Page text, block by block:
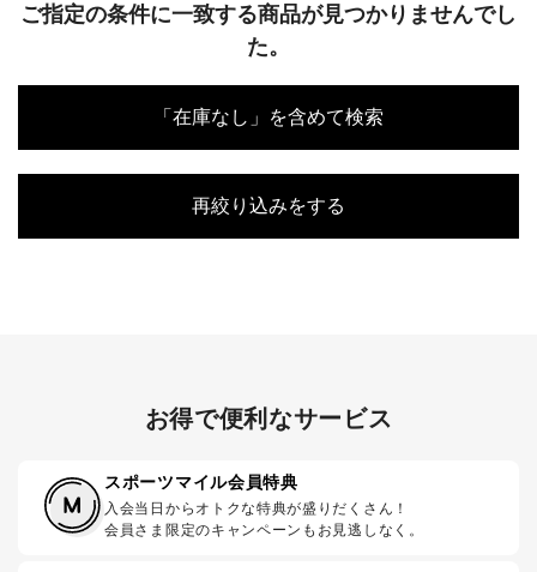
ご指定の条件に一致する商品が見つかりませんでし
た。
「在庫なし」を含めて検索
再絞り込みをする
お得で便利なサービス
スポーツマイル会員特典
入会当日からオトクな特典が盛りだくさん！
会員さま限定のキャンペーンもお見逃しなく。